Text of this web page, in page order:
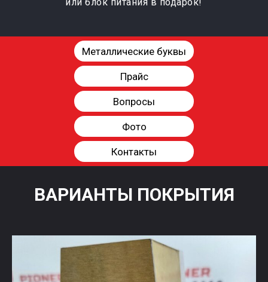
Металлические буквы
Прайс
Вопросы
Фото
Контакты
ВАРИАНТЫ ПОКРЫТИЯ